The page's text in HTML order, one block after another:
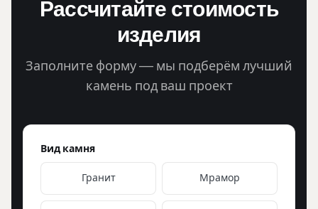
Рассчитайте стоимость
изделия
Заполните форму — мы подберём лучший
камень под ваш проект
Вид камня
Гранит Мрамор